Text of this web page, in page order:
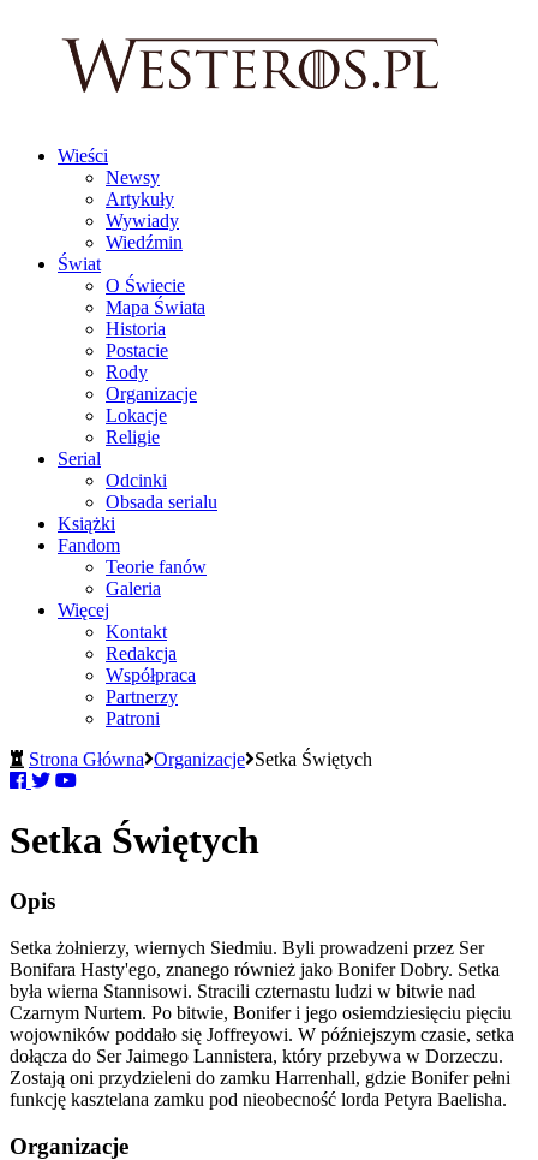
Wieści
Newsy
Artykuły
Wywiady
Wiedźmin
Świat
O Świecie
Mapa Świata
Historia
Postacie
Rody
Organizacje
Lokacje
Religie
Serial
Odcinki
Obsada serialu
Książki
Fandom
Teorie fanów
Galeria
Więcej
Kontakt
Redakcja
Współpraca
Partnerzy
Patroni
Strona Główna Organizacje Setka Świętych
Setka Świętych
Opis
Setka żołnierzy, wiernych Siedmiu. Byli prowadzeni przez Ser
Bonifara Hasty'ego, znanego również jako Bonifer Dobry. Setka
była wierna Stannisowi. Stracili czternastu ludzi w bitwie nad
Czarnym Nurtem. Po bitwie, Bonifer i jego osiemdziesięciu pięciu
wojowników poddało się Joffreyowi. W późniejszym czasie, setka
dołącza do Ser Jaimego Lannistera, który przebywa w Dorzeczu.
Zostają oni przydzieleni do zamku Harrenhall, gdzie Bonifer pełni
funkcję kasztelana zamku pod nieobecność lorda Petyra Baelisha.
Organizacje